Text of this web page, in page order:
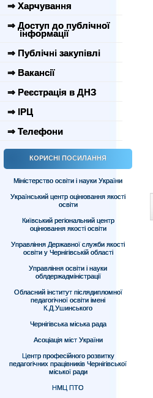
⇒ Харчування
⇒ Доступ до публічної
інформації
⇒ Публічні закупівлі
⇒ Вакансії
⇒ Реєстрація в ДНЗ
⇒ ІРЦ
⇒ Телефони
КОРИСНІ ПОСИЛАННЯ
Міністерство освіти і науки України
Український центр оцінювання якості
освіти
Київський регіональний центр
оцінювання якості освіти
Управління Державної служби якості
освіти у Чернігівській області
Управління освіти і науки
облдержадміністрації
Обласний інститут післядипломної
педагогічної освіти імені
К.Д.Ушинського
Чернігівська міська рада
Асоціація міст України
Центр професійного розвитку
педагогічних працівників Чернігівської
міської ради
НМЦ ПТО